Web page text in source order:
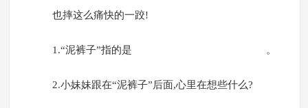
也摔这么痛快的一跤!
1.“泥裤子”指的是 。
2.小妹妹跟在“泥裤子”后面,心里在想些什么?